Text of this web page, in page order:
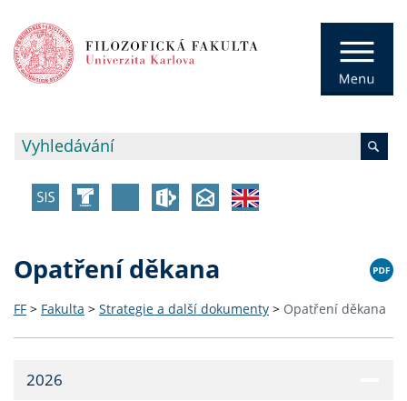
Opatření děkana
FF > Fakulta > Strategie a další dokumenty > Opatření děkana
2026